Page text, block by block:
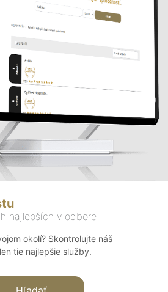
najlepších v odbore
okolí? Skontrolujte náš
tie najlepšie služby.